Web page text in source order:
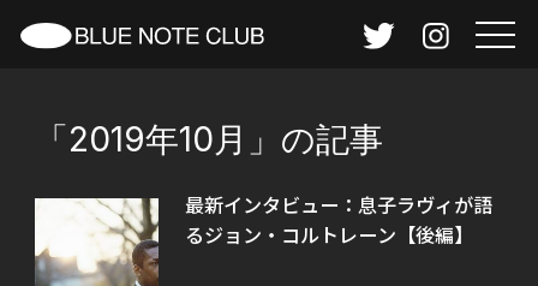
「2019年10月」の記事
最新インタビュー：息子ラヴィが語
るジョン・コルトレーン【後編】